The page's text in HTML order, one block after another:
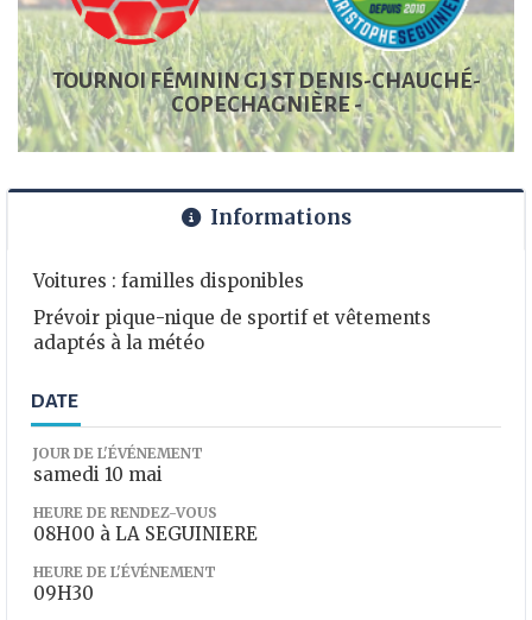
TOURNOI FÉMININ GJ ST DENIS-CHAUCHÉ-
COPECHAGNIÈRE -
Informations
Voitures : familles disponibles
Prévoir pique-nique de sportif et vêtements
adaptés à la météo
DATE
JOUR DE L'ÉVÉNEMENT
samedi 10 mai
HEURE DE RENDEZ-VOUS
08H00 à LA SEGUINIERE
HEURE DE L'ÉVÉNEMENT
09H30